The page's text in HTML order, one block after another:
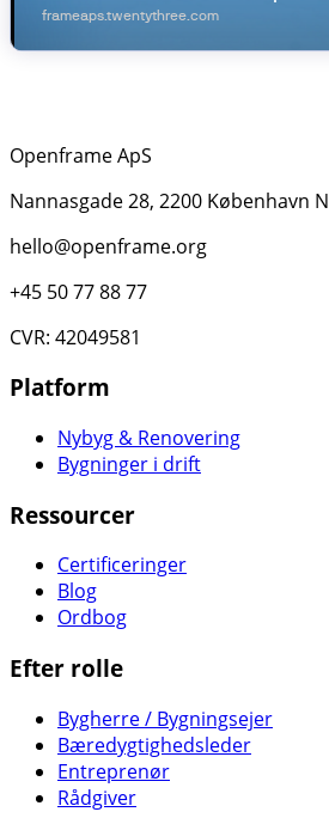
Openframe ApS
Nannasgade 28, 2200 København N
hello@openframe.org
+45 50 77 88 77
CVR: 42049581
Platform
Nybyg & Renovering
Bygninger i drift
Ressourcer
Certificeringer
Blog
Ordbog
Efter rolle
Bygherre / Bygningsejer
Bæredygtighedsleder
Entreprenør
Rådgiver